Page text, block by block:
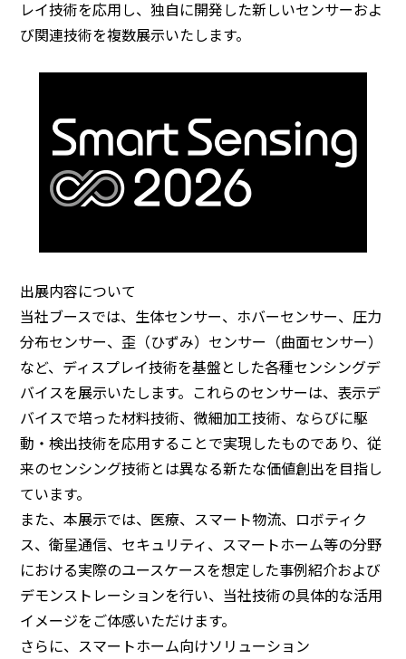
レイ技術を応用し、独自に開発した新しいセンサーおよ
び関連技術を複数展示いたします。
出展内容について
当社ブースでは、生体センサー、ホバーセンサー、圧力
分布センサー、歪（ひずみ）センサー（曲面センサー）
など、ディスプレイ技術を基盤とした各種センシングデ
バイスを展示いたします。これらのセンサーは、表示デ
バイスで培った材料技術、微細加工技術、ならびに駆
動・検出技術を応用することで実現したものであり、従
来のセンシング技術とは異なる新たな価値創出を目指し
ています。
また、本展示では、医療、スマート物流、ロボティク
ス、衛星通信、セキュリティ、スマートホーム等の分野
における実際のユースケースを想定した事例紹介および
デモンストレーションを行い、当社技術の具体的な活用
イメージをご体感いただけます。
さらに、スマートホーム向けソリューション